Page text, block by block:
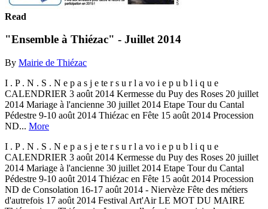
Read
"Ensemble à Thiézac" - Juillet 2014
By Mairie de Thiézac
I . P . N . S . N e p a s j e te r s u r l a vo i e p u b l i q u e
CALENDRIER 3 août 2014 Kermesse du Puy des Roses 20 juillet
2014 Mariage à l'ancienne 30 juillet 2014 Etape Tour du Cantal
Pédestre 9-10 août 2014 Thiézac en Fête 15 août 2014 Procession
ND... More
I . P . N . S . N e p a s j e te r s u r l a vo i e p u b l i q u e
CALENDRIER 3 août 2014 Kermesse du Puy des Roses 20 juillet
2014 Mariage à l'ancienne 30 juillet 2014 Etape Tour du Cantal
Pédestre 9-10 août 2014 Thiézac en Fête 15 août 2014 Procession
ND de Consolation 16-17 août 2014 - Niervèze Fête des métiers
d'autrefois 17 août 2014 Festival Art'Air LE MOT DU MAIRE